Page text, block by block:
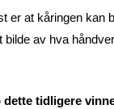
er at kåringen kan
bilde av hva
tidligere